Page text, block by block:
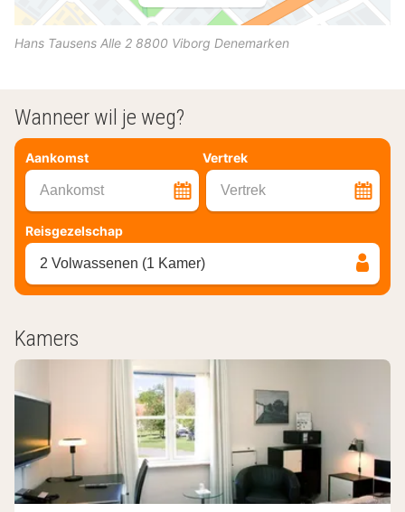
Hans Tausens Alle 2 8800 Viborg Denemarken
Wanneer wil je weg?
Aankomst Vertrek
Aankomst Vertrek
Reisgezelschap
2 Volwassenen (1 Kamer)
Kamers